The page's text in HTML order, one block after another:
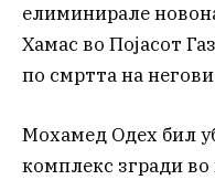
елиминирале
Хамас во Појасот
по смртта на
Мохамед Одех бил
комплекс згради во